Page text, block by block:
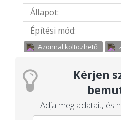
Állapot:
Építési mód:
Azonnal költözhető
Kérjen
Adja meg adatait, és